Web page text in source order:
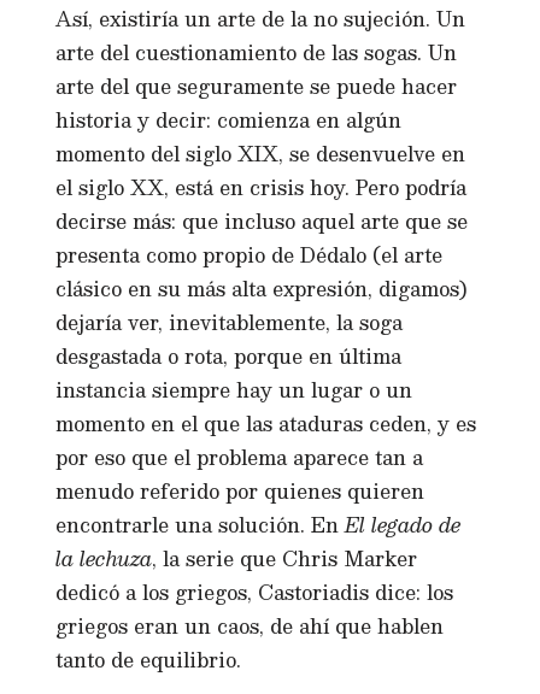
Así, existiría un arte de la no sujeción. Un
arte del cuestionamiento de las sogas. Un
arte del que seguramente se puede hacer
historia y decir: comienza en algún
momento del siglo XIX, se desenvuelve en
el siglo XX, está en crisis hoy. Pero podría
decirse más: que incluso aquel arte que se
presenta como propio de Dédalo (el arte
clásico en su más alta expresión, digamos)
dejaría ver, inevitablemente, la soga
desgastada o rota, porque en última
instancia siempre hay un lugar o un
momento en el que las ataduras ceden, y es
por eso que el problema aparece tan a
menudo referido por quienes quieren
encontrarle una solución. EnEl legado de
la lechuza, la serie que Chris Marker
dedicó a los griegos, Castoriadis dice: los
griegos eran un caos, de ahí que hablen
tanto de equilibrio.